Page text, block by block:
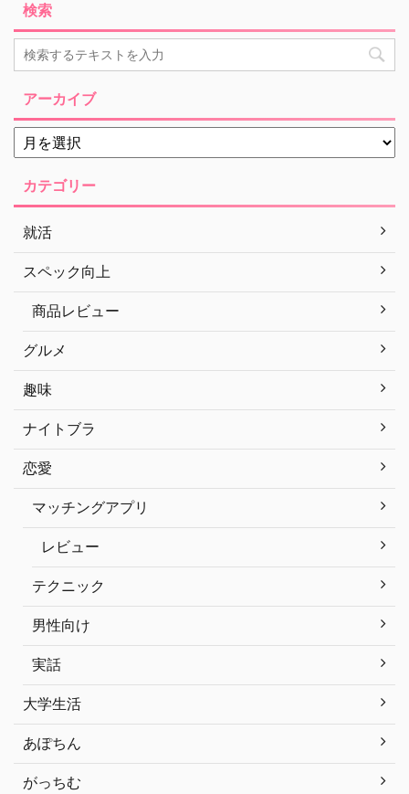
検索
アーカイブ
カテゴリー
就活
スペック向上
商品レビュー
グルメ
趣味
ナイトブラ
恋愛
マッチングアプリ
レビュー
テクニック
男性向け
実話
大学生活
あぽちん
がっちむ